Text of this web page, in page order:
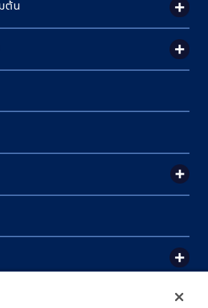
ต้น
GLOBAL ENTRANCE